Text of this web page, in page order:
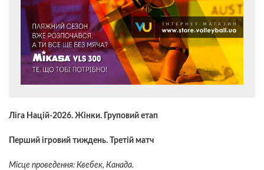
Ліга Націй-2026. Жінки. Груповий етап
Перший ігровий тиждень. Третій матч
Місце проведення: Квебек, Канада.